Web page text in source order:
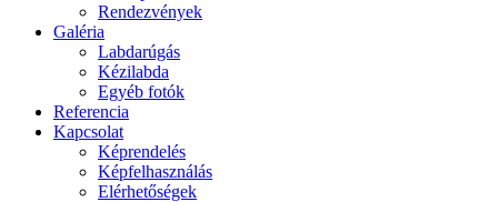
Rendezvények
Galéria
Labdarúgás
Kézilabda
Egyéb fotók
Referencia
Kapcsolat
Képrendelés
Képfelhasználás
Elérhetőségek